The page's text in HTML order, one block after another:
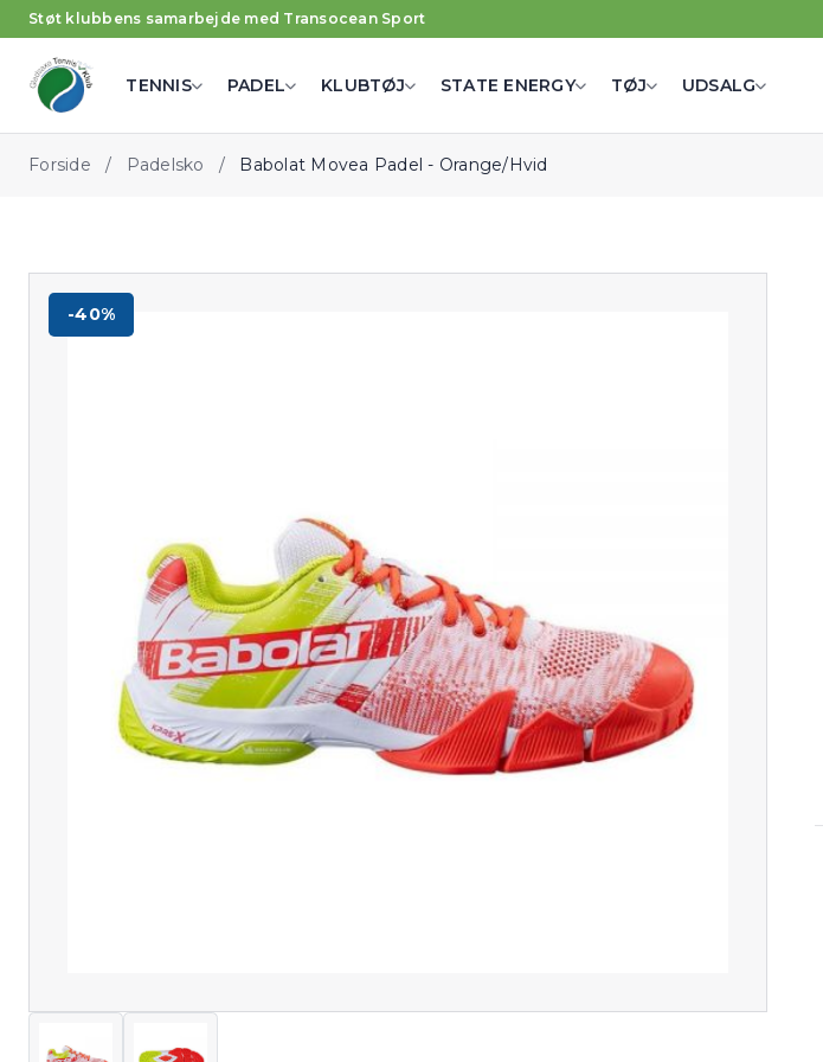
Støt klubbens samarbejde med Transocean Sport
TENNIS PADEL KLUBTØJ STATE ENERGY TØJ UDSALG
Forside / Padelsko / Babolat Movea Padel - Orange/Hvid
-40%